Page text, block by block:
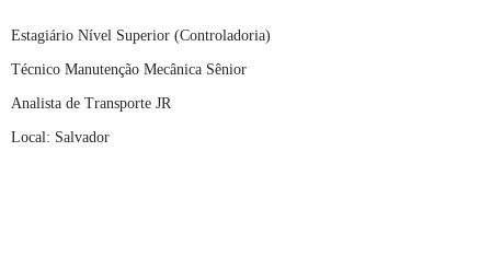
Estagiário Nível Superior (Controladoria)
Técnico Manutenção Mecânica Sênior
Analista de Transporte JR
Local: Salvador